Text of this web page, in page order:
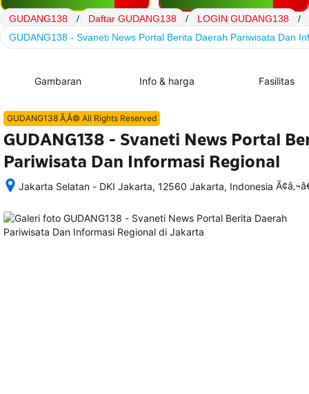
GUDANG138 / Daftar GUDANG138 / LOGIN GUDANG138
/
GUDANG138 - Svaneti News Portal Berita Daerah Pariwisata Dan
Gambaran Info & harga Fasilitas
GUDANG138 Ã‚Â© All Rights Reserved
GUDANG138 - Svaneti News Portal
Pariwisata Dan Informasi Regional
Jakarta Selatan - DKI Jakarta, 12560 Jakarta, Indonesia
memesan,
semua